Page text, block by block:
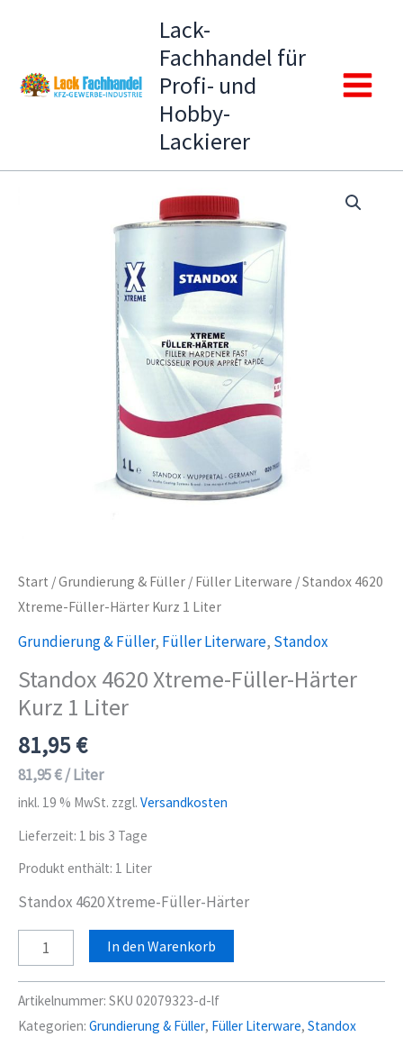
Lack-
Fachhandel für
Profi- und
Hobby-
Lackierer
Main
Start /Grundierung & Füller / Füller Literware / Standox 4620
Xtreme-Füller-Härter Kurz 1 Liter
Grundierung & Füller, Füller Literware, Standox
Standox 4620 Xtreme-Füller-Härter
Kurz 1 Liter
81,95€
81,95€/Liter
inkl. 19 % MwSt. zzgl. Versandkosten
Lieferzeit: 1 bis 3 Tage
Produkt enthält: 1 Liter
Standox 4620 Xtreme-Füller-Härter
Standox
4620
Xtreme-
Füller-
In den Warenkorb
Artikelnummer: SKU 02079323-d-lf
Kategorien: Grundierung & Füller, Füller Literware, Standox